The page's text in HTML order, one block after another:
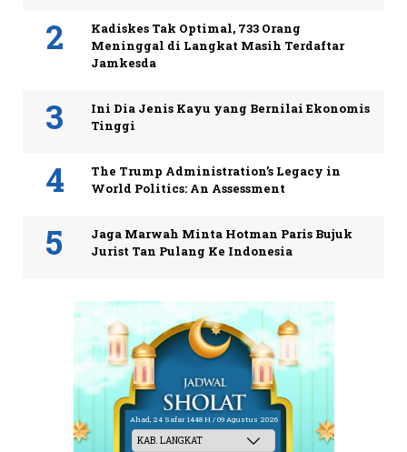
Kadiskes Tak Optimal, 733 Orang
Meninggal di Langkat Masih Terdaftar
Jamkesda
Ini Dia Jenis Kayu yang Bernilai Ekonomis
Tinggi
The Trump Administration’s Legacy in
World Politics: An Assessment
Jaga Marwah Minta Hotman Paris Bujuk
Jurist Tan Pulang Ke Indonesia
Ahad, 24 Safar 1448 H / 09 Agustus 2026